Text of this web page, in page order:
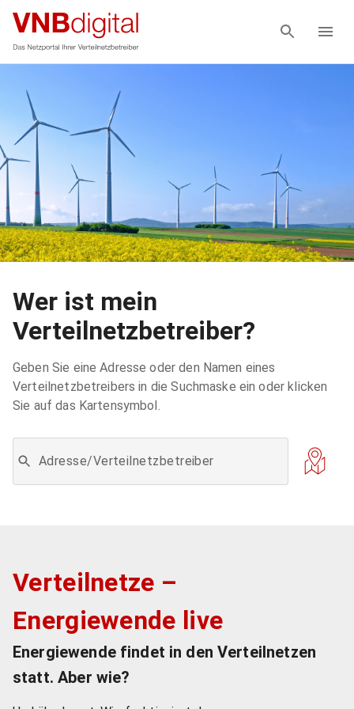
Wer ist mein
Verteilnetzbetreiber?
Geben Sie eine Adresse oder den Namen eines
Verteilnetzbetreibers in die Suchmaske ein oder klicken
Sie auf das Kartensymbol.
Adresse/Verteilnetzbetreiber
Verteilnetze –
Energiewende live
Energiewende findet in den Verteilnetzen
statt. Aber wie?